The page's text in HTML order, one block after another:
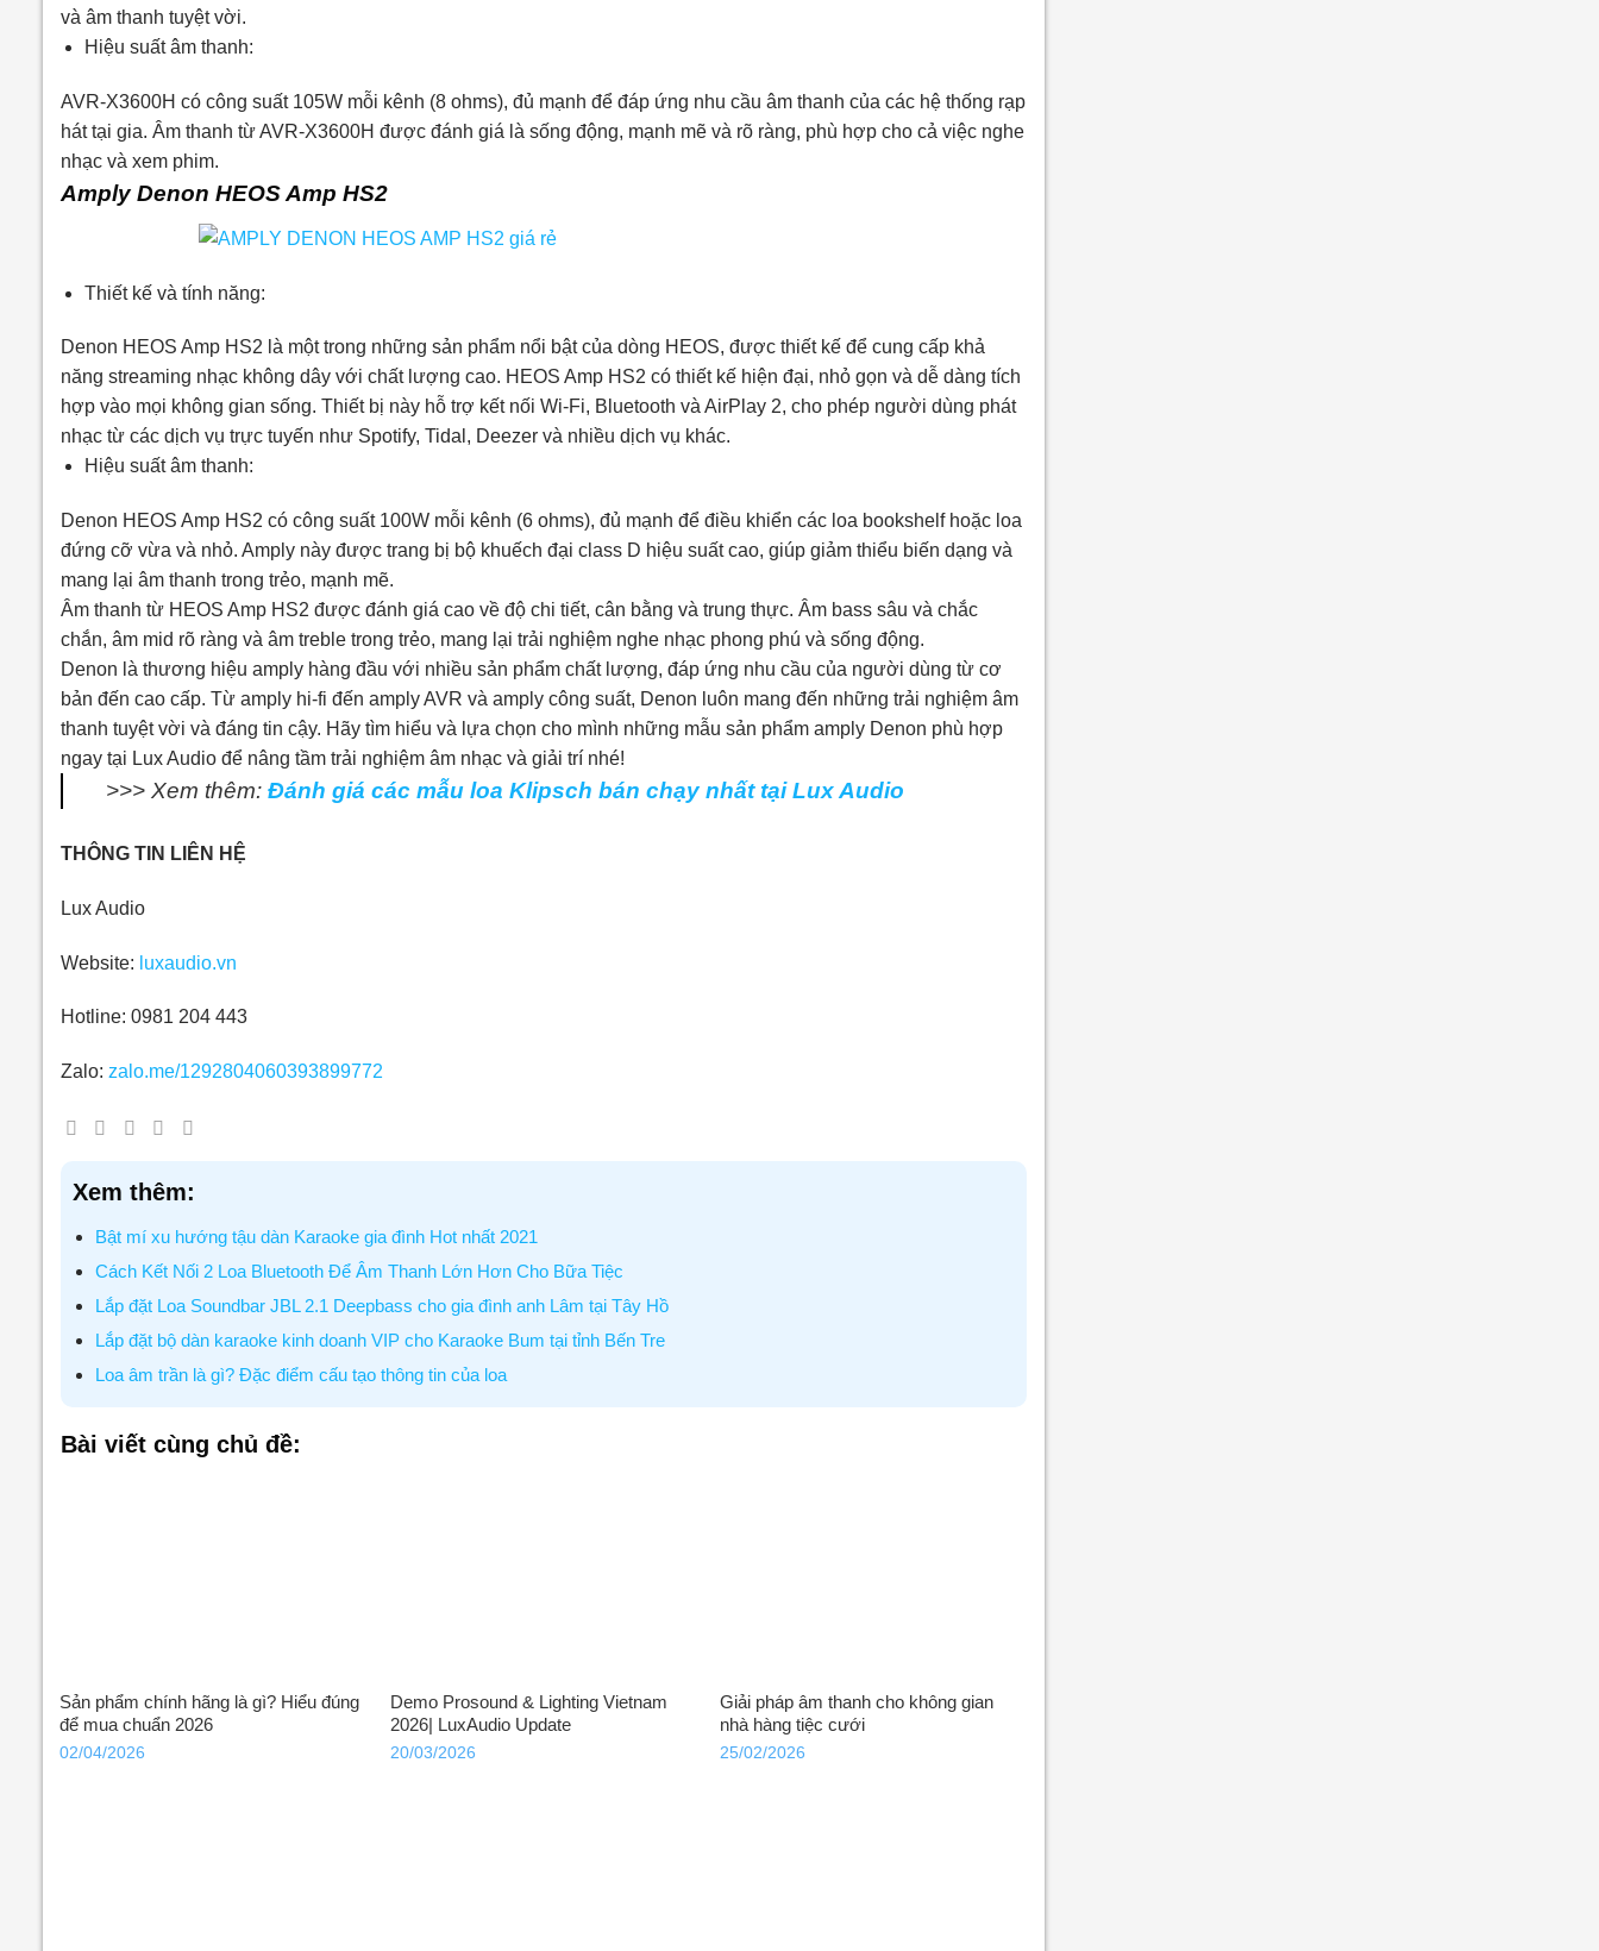
và âm thanh tuyệt vời.
Hiệu suất âm thanh:
AVR-X3600H có công suất 105W mỗi kênh (8 ohms), đủ mạnh để đáp ứng nhu cầu âm thanh của các hệ thống rạp
hát tại gia. Âm thanh từ AVR-X3600H được đánh giá là sống động, mạnh mẽ và rõ ràng, phù hợp cho cả việc nghe
nhạc và xem phim.
Amply Denon HEOS Amp HS2
Thiết kế và tính năng:
Denon HEOS Amp HS2 là một trong những sản phẩm nổi bật của dòng HEOS, được thiết kế để cung cấp khả
năng streaming nhạc không dây với chất lượng cao. HEOS Amp HS2 có thiết kế hiện đại, nhỏ gọn và dễ dàng tích
hợp vào mọi không gian sống. Thiết bị này hỗ trợ kết nối Wi-Fi, Bluetooth và AirPlay 2, cho phép người dùng phát
nhạc từ các dịch vụ trực tuyến như Spotify, Tidal, Deezer và nhiều dịch vụ khác.
Hiệu suất âm thanh:
Denon HEOS Amp HS2 có công suất 100W mỗi kênh (6 ohms), đủ mạnh để điều khiển các loa bookshelf hoặc loa
đứng cỡ vừa và nhỏ. Amply này được trang bị bộ khuếch đại class D hiệu suất cao, giúp giảm thiểu biến dạng và
mang lại âm thanh trong trẻo, mạnh mẽ.
Âm thanh từ HEOS Amp HS2 được đánh giá cao về độ chi tiết, cân bằng và trung thực. Âm bass sâu và chắc
chắn, âm mid rõ ràng và âm treble trong trẻo, mang lại trải nghiệm nghe nhạc phong phú và sống động.
Denon là thương hiệu amply hàng đầu với nhiều sản phẩm chất lượng, đáp ứng nhu cầu của người dùng từ cơ
bản đến cao cấp. Từ amply hi-fi đến amply AVR và amply công suất, Denon luôn mang đến những trải nghiệm âm
thanh tuyệt vời và đáng tin cậy. Hãy tìm hiểu và lựa chọn cho mình những mẫu sản phẩm amply Denon phù hợp
ngay tại Lux Audio để nâng tầm trải nghiệm âm nhạc và giải trí nhé!
>>> Xem thêm: Đánh giá các mẫu loa Klipsch bán chạy nhất tại Lux Audio
THÔNG TIN LIÊN HỆ
Lux Audio
Website: luxaudio.vn
Hotline: 0981 204 443
Zalo: zalo.me/1292804060393899772
Xem thêm:
Bật mí xu hướng tậu dàn Karaoke gia đình Hot nhất 2021
Cách Kết Nối 2 Loa Bluetooth Để Âm Thanh Lớn Hơn Cho Bữa Tiệc
Lắp đặt Loa Soundbar JBL 2.1 Deepbass cho gia đình anh Lâm tại Tây Hồ
Lắp đặt bộ dàn karaoke kinh doanh VIP cho Karaoke Bum tại tỉnh Bến Tre
Loa âm trần là gì? Đặc điểm cấu tạo thông tin của loa
Bài viết cùng chủ đề:
Sản phẩm chính hãng là gì? Hiểu đúng
để mua chuẩn 2026
02/04/2026
Demo Prosound & Lighting Vietnam
2026| LuxAudio Update
20/03/2026
Giải pháp âm thanh cho không gian
nhà hàng tiệc cưới
25/02/2026